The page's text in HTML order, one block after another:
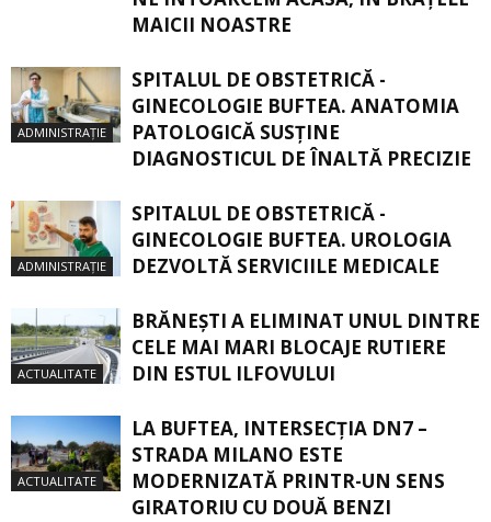
MAICII NOASTRE
ADMINISTRAȚIE
SPITALUL DE OBSTETRICĂ -
GINECOLOGIE BUFTEA. ANATOMIA
PATOLOGICĂ SUSŢINE
DIAGNOSTICUL DE ÎNALTĂ PRECIZIE
ADMINISTRAȚIE
SPITALUL DE OBSTETRICĂ -
GINECOLOGIE BUFTEA. UROLOGIA
DEZVOLTĂ SERVICIILE MEDICALE
ACTUALITATE
BRĂNEȘTI A ELIMINAT UNUL DINTRE
CELE MAI MARI BLOCAJE RUTIERE
DIN ESTUL ILFOVULUI
ACTUALITATE
LA BUFTEA, INTERSECŢIA DN7 –
STRADA MILANO ESTE
MODERNIZATĂ PRINTR-UN SENS
GIRATORIU CU DOUĂ BENZI